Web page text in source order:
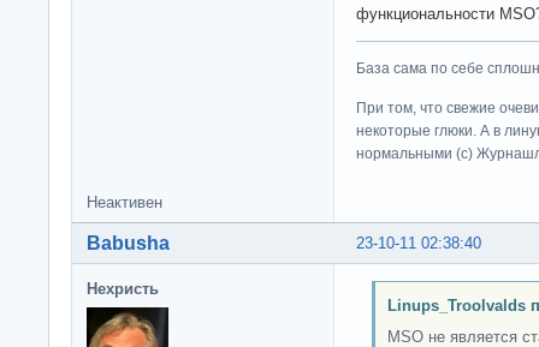
функциональности
База сама по себе
При том, что свежие
некоторые глюки. А в
нормальными (c)
Неактивен
23-10-11 02:38:40
Babusha
Нехристь
Linups_Troolvalds
MSO не является